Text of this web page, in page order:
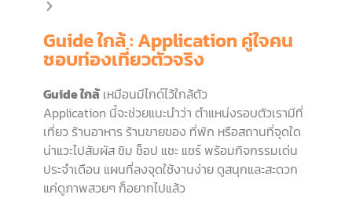
Guide ใกล้ : Application คู่ใจคน
ชอบท่องเที่ยวตัวจริง
Guide ใกล้ เหมือนมีไกด์ไว้ใกล้ตัว
Application นี้จะช่วยแนะนำว่า ตำแหน่งรอบตัวเรามีที่
เที่ยว ร้านอาหาร ร้านขายของ ที่พัก หรือสถานที่จุดใด
น่าแวะไปสัมผัส ชิม ช็อป แชะ แชร์ พร้อมกิจกรรมเด่น
ประจำเดือน แผนที่ลงจุดใช้งานง่าย ดูสนุกและสะดวก
แค่ดูภาพสวยๆ ก็อยากไปแล้ว